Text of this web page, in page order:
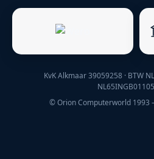
KvK Alkmaar 39059258 · BTW
© Orion Computerworld 1993